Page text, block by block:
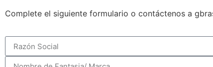
Complete el siguiente formulario o contáctenos a